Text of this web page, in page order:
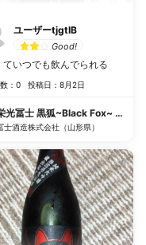
過生原酒
ユーザーtjgtIB
Good!
ていつでも飲んでられる
：0 投稿日：8月2日
光冨士 黒狐~Black Fox~ 純米大
士酒造株式会社（山形県）